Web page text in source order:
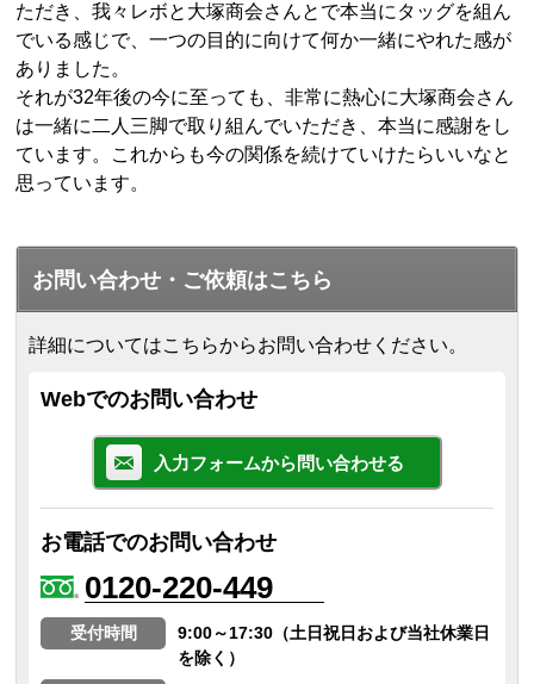
ただき、我々レボと大塚商会さんとで本当にタッグを組ん
でいる感じで、一つの目的に向けて何か一緒にやれた感が
ありました。
それが32年後の今に至っても、非常に熱心に大塚商会さん
は一緒に二人三脚で取り組んでいただき、本当に感謝をし
ています。これからも今の関係を続けていけたらいいなと
思っています。
お問い合わせ・ご依頼はこちら
詳細についてはこちらからお問い合わせください。
Webでのお問い合わせ
入力フォームから問い合わせる
お電話でのお問い合わせ
0120-220-449
受付時間
9:00～17:30（土日祝日および当社休業日
を除く）